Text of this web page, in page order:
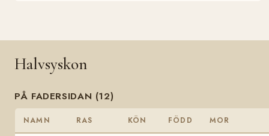
Halvsyskon
PÅ FADERSIDAN (12)
NAMN RAS KÖN FÖDD MOR